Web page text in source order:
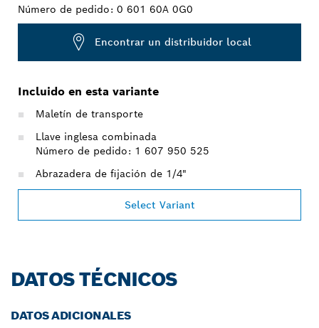
Número de pedido: 0 601 60A 0G0
Encontrar un distribuidor local
Incluido en esta variante
Maletín de transporte
Llave inglesa combinada
Número de pedido: 1 607 950 525
Abrazadera de fijación de 1/4"
Select Variant
DATOS TÉCNICOS
DATOS ADICIONALES